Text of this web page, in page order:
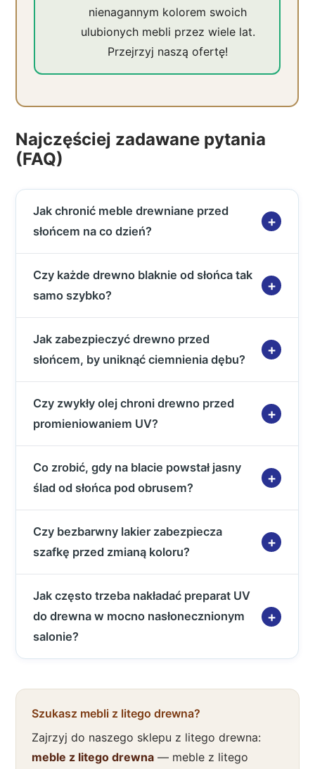
nienagannym kolorem swoich
ulubionych mebli przez wiele lat.
Przejrzyj naszą ofertę!
Najczęściej zadawane pytania
(FAQ)
Jak chronić meble drewniane przed
słońcem na co dzień?
Czy każde drewno blaknie od słońca tak
samo szybko?
Jak zabezpieczyć drewno przed
słońcem, by uniknąć ciemnienia dębu?
Czy zwykły olej chroni drewno przed
promieniowaniem UV?
Co zrobić, gdy na blacie powstał jasny
ślad od słońca pod obrusem?
Czy bezbarwny lakier zabezpiecza
szafkę przed zmianą koloru?
Jak często trzeba nakładać preparat UV
do drewna w mocno nasłonecznionym
salonie?
Szukasz mebli z litego drewna?
Zajrzyj do naszego sklepu z litego drewna:
meble z litego drewna — meble z litego